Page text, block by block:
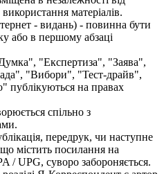
матеріалів.
- видань) - повинна бути
або в першому абзаці
"Експертиза", "Заява",
"Вибори", "Тест-драйв",
на правах
спільно з
передрук, чи наступне
містить посилання на
/ UPG, суворо забороняється.